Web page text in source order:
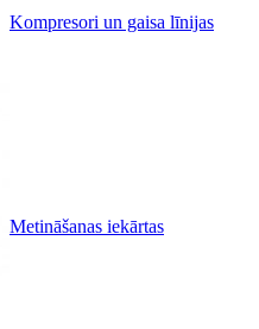
Kompresori un gaisa līnijas
Metināšanas iekārtas